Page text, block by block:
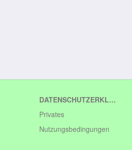
DATENSCHUTZERKLÄRUNG
Privates
Nutzungsbedingungen